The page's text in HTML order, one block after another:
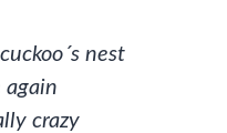
nest
again
crazy